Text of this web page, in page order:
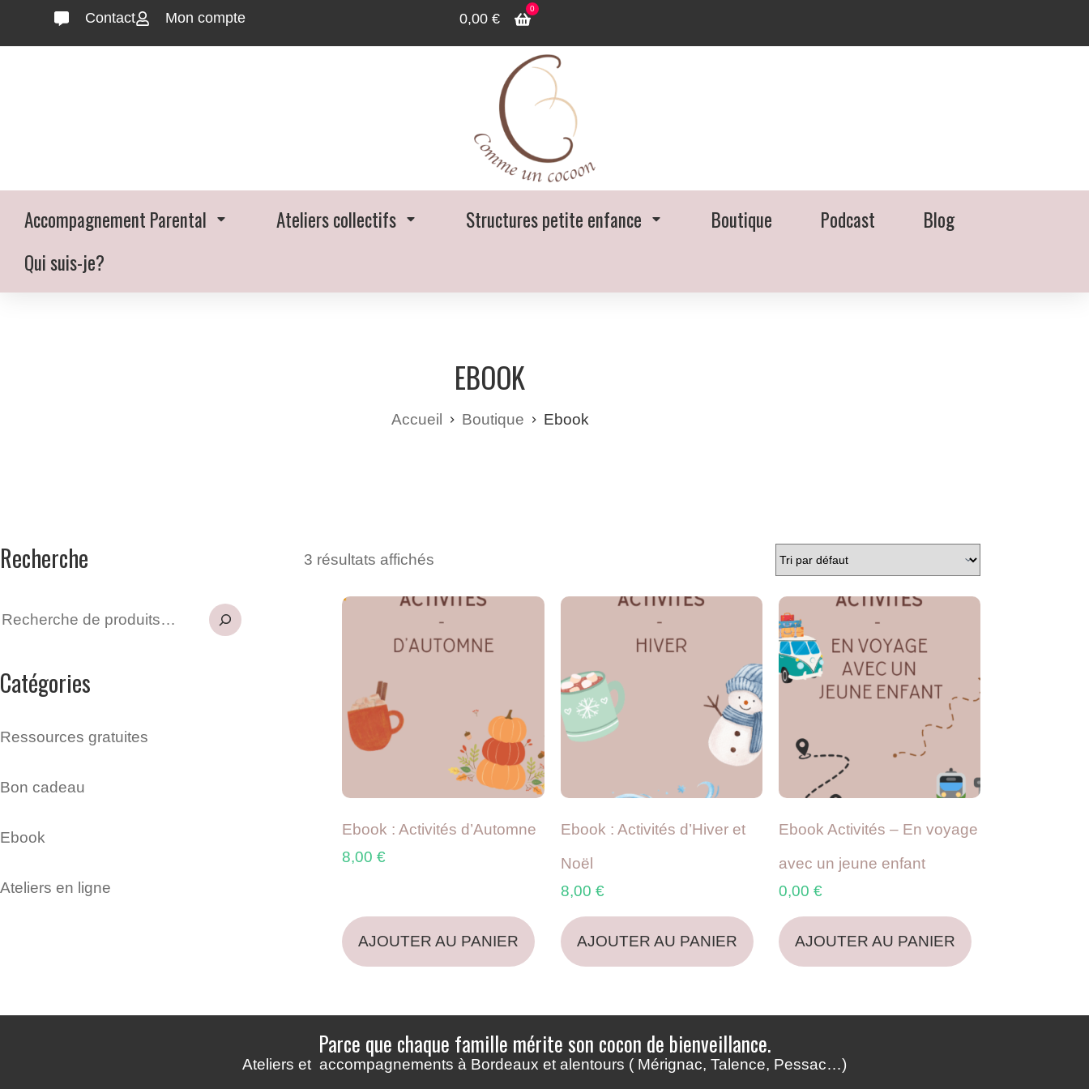
Contact Mon compte 0,00€
0
Accompagnement Parental Ateliers collectifs Structures petite enfance Boutique Podcast
Blog
Qui suis-je?
EBOOK
Accueil Boutique Ebook
3 résultats affichés
Ebook : Activités d’Automne
8,00€
AJOUTER AU PANIER
Ebook : Activités d’Hiver et
Noël
8,00 €
AJOUTER AU PANIER
Ebook Activités – En voyage
avec un jeune enfant
0,00 €
AJOUTER AU PANIER
Recherche
Catégories
Ressources gratuites
Bon cadeau
Ebook
Ateliers en ligne
Parce que chaque famille mérite son cocon de bienveillance.
Ateliers et accompagnements à Bordeaux et alentours ( Mérignac, Talence, Pessac…)